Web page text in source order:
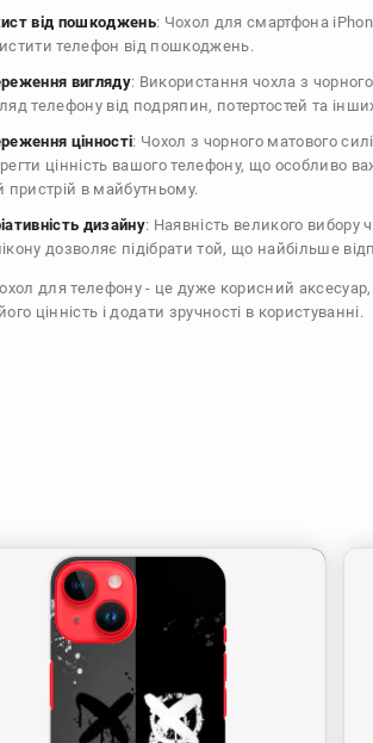
від пошкоджень: Чохол для смартфона
телефон від пошкоджень.
вигляду: Використання чохла з
телефону від подряпин, потертостей та
цінності: Чохол з чорного матового
цінність вашого телефону, що особливо
пристрій в майбутньому.
дизайну: Наявність великого вибору
дозволяє підібрати той, що найбільше
для телефону - це дуже корисний
цінність і додати зручності в користуванні.